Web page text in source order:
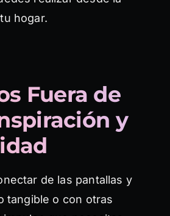
hogar.
Fuera de
y
de las pantallas y
tangible o con otras